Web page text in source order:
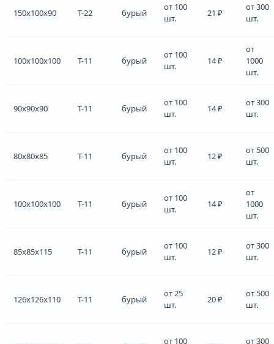
150x100x90 Т-22 бурый
от 100
шт.
21 ₽
от 300
шт.
100x100x100 Т-11 бурый
от 100
шт.
14 ₽
от
1000
шт.
90x90x90 Т-11 бурый
от 100
шт.
14 ₽
от 300
шт.
80x80x85 Т-11 бурый
от 100
шт.
12 ₽
от 500
шт.
100x100x100 Т-11 бурый
от 100
шт.
14 ₽
от
1000
шт.
85x85x115 Т-11 бурый
от 100
шт.
12 ₽
от 300
шт.
126x126x110 Т-11 бурый
от 25
шт.
20 ₽
от 500
шт.
от 100
от 300